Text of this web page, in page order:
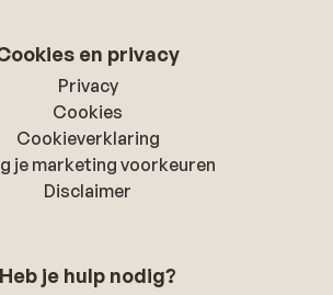
en privacy
Privacy
Cookies
Cookieverklaring
je marketing voorkeuren
Disclaimer
Heb je hulp nodig?